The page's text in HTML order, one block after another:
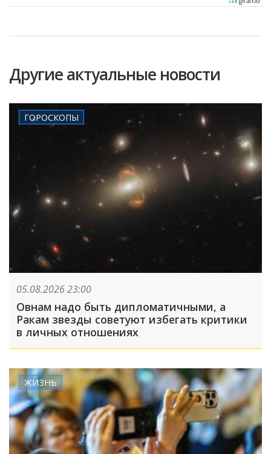
Другие актуальные новости
ГОРОСКОПЫ
05.08.2026 23:00
Овнам надо быть дипломатичными, а
Ракам звезды советуют избегать критики
в личных отношениях
ЖИЗНЬ